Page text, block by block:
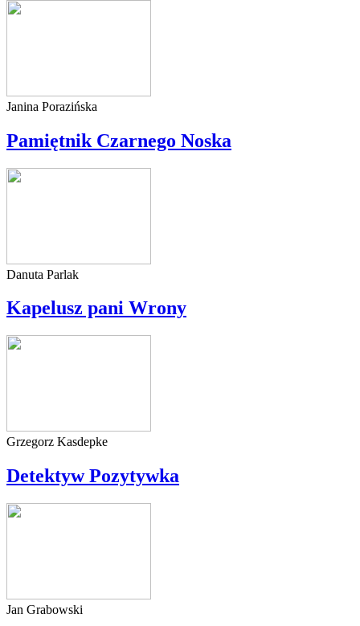
Janina Porazińska
Pamiętnik Czarnego Noska
Danuta Parlak
Kapelusz pani Wrony
Grzegorz Kasdepke
Detektyw Pozytywka
Jan Grabowski